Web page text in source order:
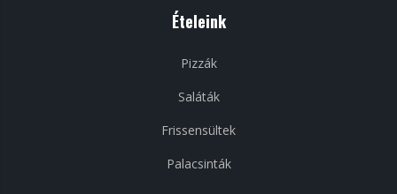
Ételeink
Pizzák
Saláták
Frissensültek
Palacsinták